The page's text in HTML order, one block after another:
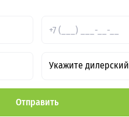
Укажите
Отправить